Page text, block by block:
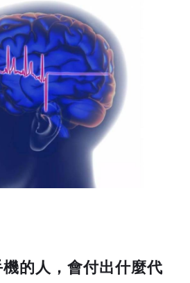
的人，會付出什麼代